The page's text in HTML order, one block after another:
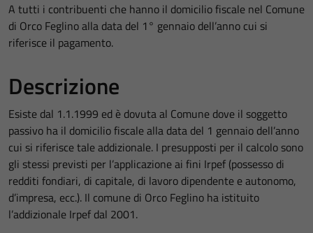
A tutti i contribuenti che hanno il domicilio fiscale nel Comune
di Orco Feglino alla data del 1° gennaio dell’anno cui si
riferisce il pagamento.
Descrizione
Esiste dal 1.1.1999 ed è dovuta al Comune dove il soggetto
passivo ha il domicilio fiscale alla data del 1 gennaio dell’anno
cui si riferisce tale addizionale. I presupposti per il calcolo sono
gli stessi previsti per l’applicazione ai fini Irpef (possesso di
redditi fondiari, di capitale, di lavoro dipendente e autonomo,
d’impresa, ecc.). Il comune di Orco Feglino ha istituito
l’addizionale Irpef dal 2001.